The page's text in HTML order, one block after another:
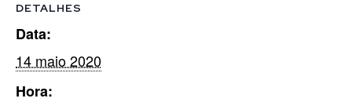
DETALHES
Data:
14 maio 2020
Hora: